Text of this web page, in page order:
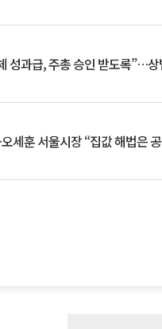
성과급, 주총 승인 받도록”…
세훈 서울시장 “집값 해법은